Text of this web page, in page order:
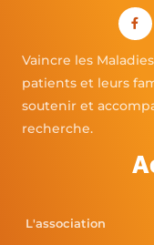
Vaincre les
patients et leurs
soutenir et
recherche.
L'association